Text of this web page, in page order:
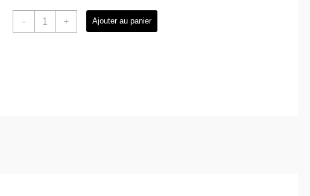
-
quantité + Ajouter au panier